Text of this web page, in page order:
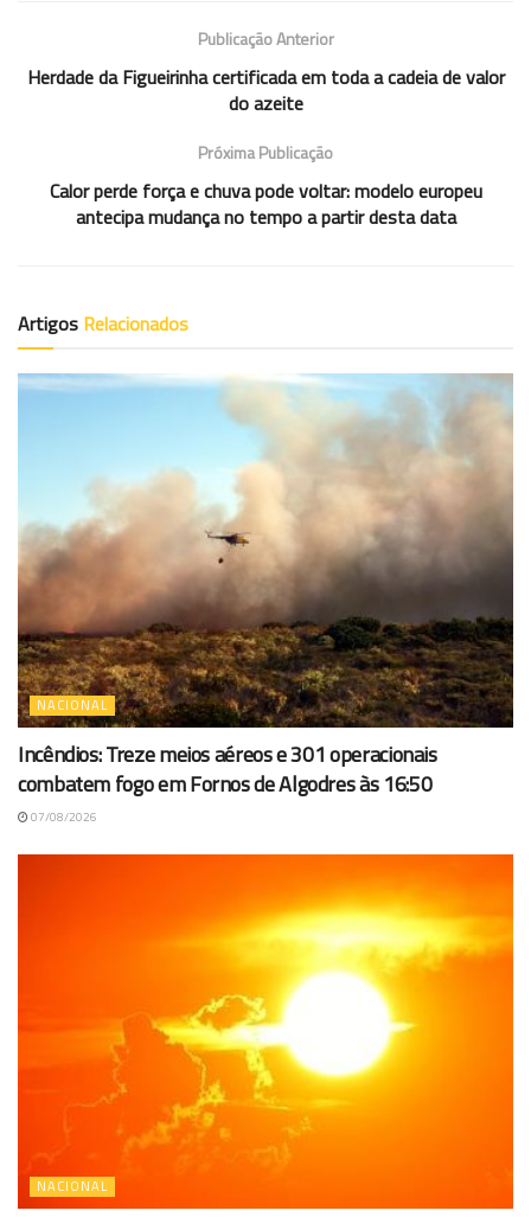
Publicação Anterior
Herdade da Figueirinha certificada em toda a cadeia de valor
do azeite
Próxima Publicação
Calor perde força e chuva pode voltar: modelo europeu
antecipa mudança no tempo a partir desta data
Artigos Relacionados
NACIONAL
Incêndios: Treze meios aéreos e 301 operacionais
combatem fogo em Fornos de Algodres às 16:50
07/08/2026
NACIONAL